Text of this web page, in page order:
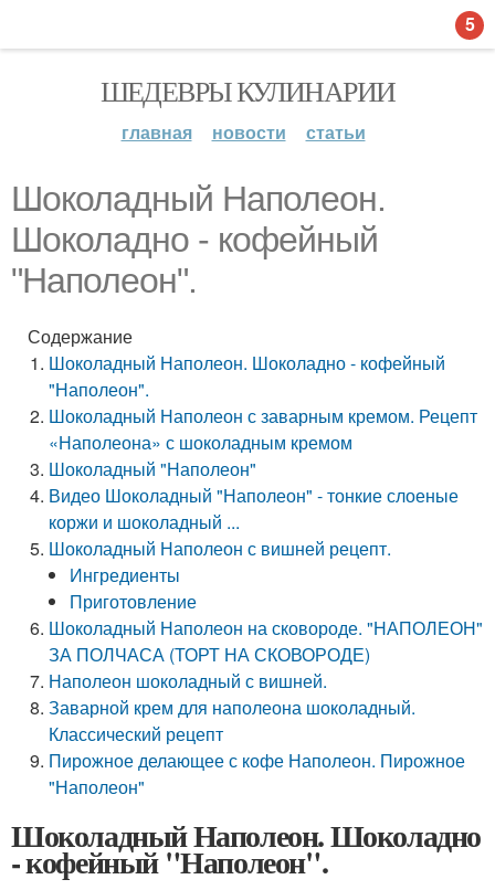
ШЕДЕВРЫ КУЛИНАРИИ
главная новости статьи
Шоколадный Наполеон.
Шоколадно - кофейный
"Наполеон".
Содержание
Шоколадный Наполеон. Шоколадно - кофейный
"Наполеон".
Шоколадный Наполеон с заварным кремом. Рецепт
«Наполеона» с шоколадным кремом
Шоколадный "Наполеон"
Видео Шоколадный "Наполеон" - тонкие слоеные
коржи и шоколадный ...
Шоколадный Наполеон с вишней рецепт.
Ингредиенты
Приготовление
Шоколадный Наполеон на сковороде. "НАПОЛЕОН"
ЗА ПОЛЧАСА (ТОРТ НА СКОВОРОДЕ)
Наполеон шоколадный с вишней.
Заварной крем для наполеона шоколадный.
Классический рецепт
Пирожное делающее с кофе Наполеон. Пирожное
"Наполеон"
Шоколадный Наполеон. Шоколадно
- кофейный "Наполеон".
5